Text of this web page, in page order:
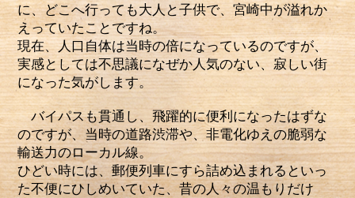
に、どこへ行っても大人と子供で、宮崎中が溢れか
えっていたことですね。
現在、人口自体は当時の倍になっているのですが、
実感としては不思議になぜか人気のない、寂しい街
になった気がします。
バイパスも貫通し、飛躍的に便利になったはずな
のですが、当時の道路渋滞や、非電化ゆえの脆弱な
輸送力のローカル線。
ひどい時には、郵便列車にすら詰め込まれるといっ
た不便にひしめいていた、昔の人々の温もりだけ